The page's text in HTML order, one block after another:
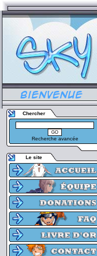
Chercher
Recherche avancée
Le site